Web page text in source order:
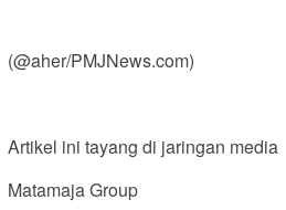
(@aher/PMJNews.com)
Artikel ini tayang di jaringan media
Matamaja Group